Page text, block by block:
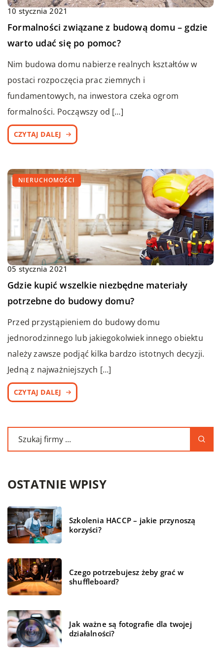
10 stycznia 2021
Formalności związane z budową domu – gdzie
warto udać się po pomoc?
Nim budowa domu nabierze realnych kształtów w
postaci rozpoczęcia prac ziemnych i
fundamentowych, na inwestora czeka ogrom
formalności. Począwszy od […]
CZYTAJ DALEJ
NIERUCHOMOŚCI
05 stycznia 2021
Gdzie kupić wszelkie niezbędne materiały
potrzebne do budowy domu?
Przed przystąpieniem do budowy domu
jednorodzinnego lub jakiegokolwiek innego obiektu
należy zawsze podjąć kilka bardzo istotnych decyzji.
Jedną z najważniejszych […]
CZYTAJ DALEJ
OSTATNIE WPISY
Szkolenia HACCP – jakie przynoszą
korzyści?
Czego potrzebujesz żeby grać w
shuffleboard?
Jak ważne są fotografie dla twojej
działalności?